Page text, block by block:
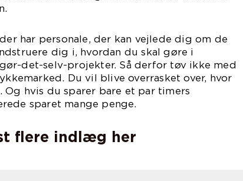
har personale, der kan vejlede dig om de
dig i, hvordan du skal gøre i
det-selv-projekter. Så derfor tøv ikke med
Du vil blive overrasket over, hvor
Og hvis du sparer bare et par timers
sparet mange penge.
flere indlæg her